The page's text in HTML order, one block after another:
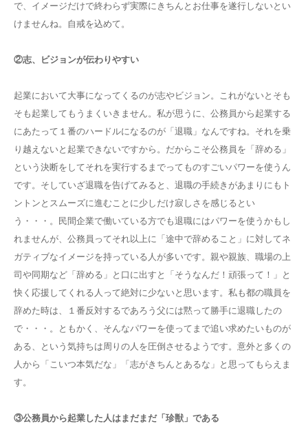
で、イメージだけで終わらず実際にきちんとお仕事を遂行しないとい
けませんね。自戒を込めて。
②志、ビジョンが伝わりやすい
起業において大事になってくるのが志やビジョン。これがないとそも
そも起業してもうまくいきません。私が思うに、公務員から起業する
にあたって１番のハードルになるのが「退職」なんですね。それを乗
り越えないと起業できないですから。だからこそ公務員を「辞める」
という決断をしてそれを実行するまでってものすごいパワーを使うん
です。そしていざ退職を告げてみると、退職の手続きがあまりにもト
ントンとスムーズに進むことに少しだけ寂しさを感じるとい
う・・・。民間企業で働いている方でも退職にはパワーを使うかもし
れませんが、公務員ってそれ以上に「途中で辞めること」に対してネ
ガティブなイメージを持っている人が多いです。親や親族、職場の上
司や同期など「辞める」と口に出すと「そうなんだ！頑張って！」と
快く応援してくれる人って絶対に少ないと思います。私も都の職員を
辞めた時は、１番反対するであろう父には黙って勝手に退職したの
で・・・。ともかく、そんなパワーを使ってまで追い求めたいものが
ある、という気持ちは周りの人を圧倒させるようです。意外と多くの
人から「こいつ本気だな」「志がきちんとあるな」と思ってもらえま
す。
③公務員から起業した人はまだまだ「珍獣」である